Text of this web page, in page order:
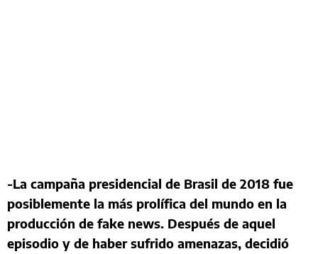
-La campaña presidencial de Brasil de 2018 fue
posiblemente la más prolífica del mundo en la
producción de fake news. Después de aquel
episodio y de haber sufrido amenazas, decidió